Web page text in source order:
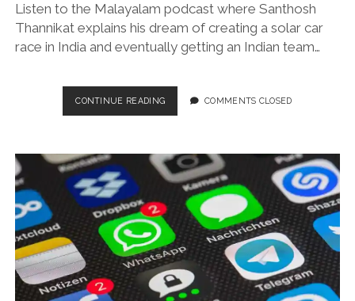
Listen to the Malayalam podcast where Santhosh
Thannikat explains his dream of creating a solar car
race in India and eventually getting an Indian team…
CONTINUE READINGNEVER
BEEN
BY
AN
INDIAN
TEAM
–
SANTHOSH
THANNIKAT’S
WORLD
SOLAR
CAR
COMMENTS CLOSED